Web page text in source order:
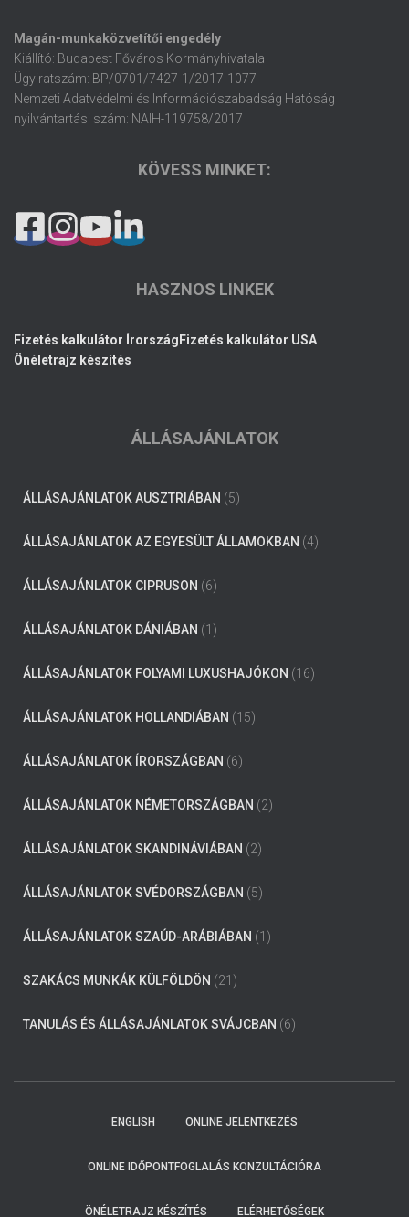
Magán-munkaközvetítői engedély
Kiállító: Budapest Főváros Kormányhivatala
Ügyiratszám: BP/0701/7427-1/2017-1077
Nemzeti Adatvédelmi és Információszabadság Hatóság
nyilvántartási szám: NAIH-119758/2017
KÖVESS MINKET:
HASZNOS LINKEK
Fizetés kalkulátor Írország Fizetés kalkulátor USA
Önéletrajz készítés
ÁLLÁSAJÁNLATOK
ÁLLÁSAJÁNLATOK AUSZTRIÁBAN (5)
ÁLLÁSAJÁNLATOK AZ EGYESÜLT ÁLLAMOKBAN (4)
ÁLLÁSAJÁNLATOK CIPRUSON (6)
ÁLLÁSAJÁNLATOK DÁNIÁBAN (1)
ÁLLÁSAJÁNLATOK FOLYAMI LUXUSHAJÓKON (16)
ÁLLÁSAJÁNLATOK HOLLANDIÁBAN (15)
ÁLLÁSAJÁNLATOK ÍRORSZÁGBAN (6)
ÁLLÁSAJÁNLATOK NÉMETORSZÁGBAN (2)
ÁLLÁSAJÁNLATOK SKANDINÁVIÁBAN (2)
ÁLLÁSAJÁNLATOK SVÉDORSZÁGBAN (5)
ÁLLÁSAJÁNLATOK SZAÚD-ARÁBIÁBAN (1)
SZAKÁCS MUNKÁK KÜLFÖLDÖN (21)
TANULÁS ÉS ÁLLÁSAJÁNLATOK SVÁJCBAN (6)
ENGLISH ONLINE JELENTKEZÉS
ONLINE IDŐPONTFOGLALÁS KONZULTÁCIÓRA
ÖNÉLETRAJZ KÉSZÍTÉS ELÉRHETŐSÉGEK